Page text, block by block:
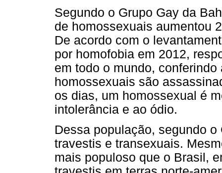
Segundo o Grupo Gay da
de homossexuais aumentou
De acordo com o
por homofobia em 2012,
em todo o mundo,
homossexuais são
os dias, um homossexual é
intolerância e ao ódio.
Dessa população, segundo
travestis e transexuais.
mais populoso que o Brasil,